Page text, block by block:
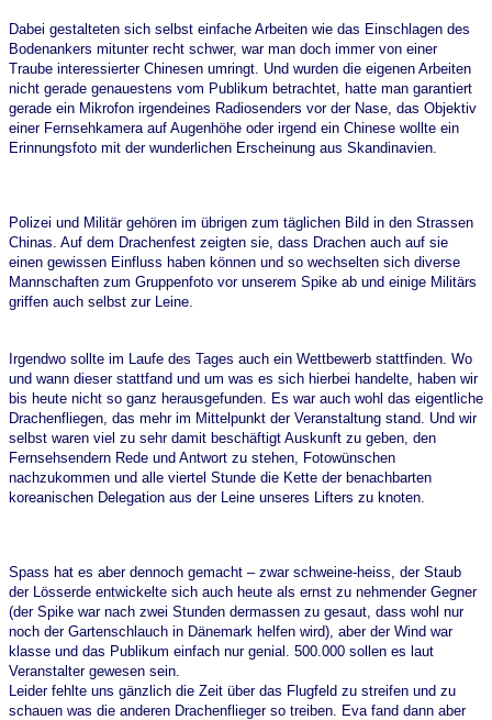
Dabei gestalteten sich selbst einfache Arbeiten wie das Einschlagen des
Bodenankers mitunter recht schwer, war man doch immer von einer
Traube interessierter Chinesen umringt. Und wurden die eigenen Arbeiten
nicht gerade genauestens vom Publikum betrachtet, hatte man garantiert
gerade ein Mikrofon irgendeines Radiosenders vor der Nase, das Objektiv
einer Fernsehkamera auf Augenhöhe oder irgend ein Chinese wollte ein
Erinnungsfoto mit der wunderlichen Erscheinung aus Skandinavien.
Polizei und Militär gehören im übrigen zum täglichen Bild in den Strassen
Chinas. Auf dem Drachenfest zeigten sie, dass Drachen auch auf sie
einen gewissen Einfluss haben können und so wechselten sich diverse
Mannschaften zum Gruppenfoto vor unserem Spike ab und einige Militärs
griffen auch selbst zur Leine.
Irgendwo sollte im Laufe des Tages auch ein Wettbewerb stattfinden. Wo
und wann dieser stattfand und um was es sich hierbei handelte, haben wir
bis heute nicht so ganz herausgefunden. Es war auch wohl das eigentliche
Drachenfliegen, das mehr im Mittelpunkt der Veranstaltung stand. Und wir
selbst waren viel zu sehr damit beschäftigt Auskunft zu geben, den
Fernsehsendern Rede und Antwort zu stehen, Fotowünschen
nachzukommen und alle viertel Stunde die Kette der benachbarten
koreanischen Delegation aus der Leine unseres Lifters zu knoten.
Spass hat es aber dennoch gemacht – zwar schweine-heiss, der Staub
der Lösserde entwickelte sich auch heute als ernst zu nehmender Gegner
(der Spike war nach zwei Stunden dermassen zu gesaut, dass wohl nur
noch der Gartenschlauch in Dänemark helfen wird), aber der Wind war
klasse und das Publikum einfach nur genial. 500.000 sollen es laut
Veranstalter gewesen sein.
Leider fehlte uns gänzlich die Zeit über das Flugfeld zu streifen und zu
schauen was die anderen Drachenflieger so treiben. Eva fand dann aber